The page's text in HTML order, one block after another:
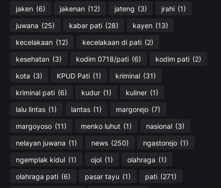
jaken (6) jakenan (12) jateng (3) jrahi (1)
juwana (25) kabar pati (28) kayen (13)
kecelakaan (12) kecelakaan di pati (2)
kesehatan (3) kodim 0718/pati (6) kodim pati (2)
kota (3) KPUD Pati (1) kriminal (31)
kriminal pati (6) kudur (1) kuliner (1)
lalu lintas (1) lantas (1) margorejo (7)
margoyoso (11) menko luhut (1) nasional (3)
nelayan juwana (1) news (250) ngastorejo (1)
ngemplak kidul (1) ojol (1) olahraga (1)
olahraga pati (6) pasar tayu (1) pati (271)